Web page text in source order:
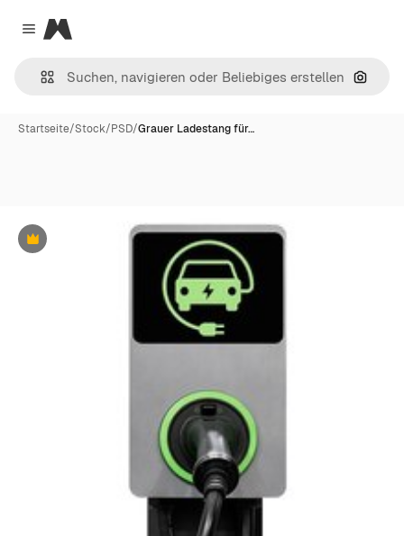
Close menu
Magnific
Nach
Startseite/Stock/PSD/Grauer Ladestang für…
Premium